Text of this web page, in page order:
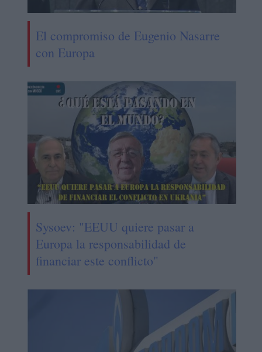
El compromiso de Eugenio Nasarre
con Europa
Sysoev: "EEUU quiere pasar a
Europa la responsabilidad de
financiar este conflicto"